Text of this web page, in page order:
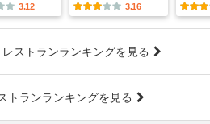
3.12 3.16
ストランランキングを見る
トランランキングを見る